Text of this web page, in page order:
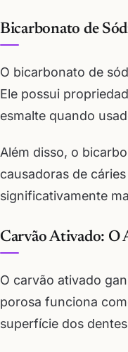
Bicarbonato de
O bicarbonato de
Ele possui
esmalte quando
Além disso, o
causadoras de
significativamente
Carvão Ativado: O
O carvão ativado
porosa funciona
superfície dos